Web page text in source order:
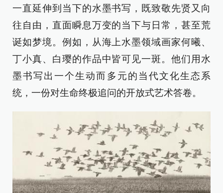
一直延伸到当下的水墨书写，既致敬先贤又向
往自由，直面瞬息万变的当下与日常，甚至荒
诞如梦境。例如，从海上水墨领域画家何曦、
丁小真、白璎的作品中皆可见一斑。他们用水
墨书写出一个生动而多元的当代文化生态系
统，一份对生命终极追问的开放式艺术答卷。